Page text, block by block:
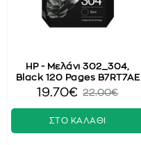
HP - Μελάνι 302_304,
Black 120 Pages B7RT7AE
19.70€ 22.00€
ΣΤΟ ΚΑΛΑΘΙ